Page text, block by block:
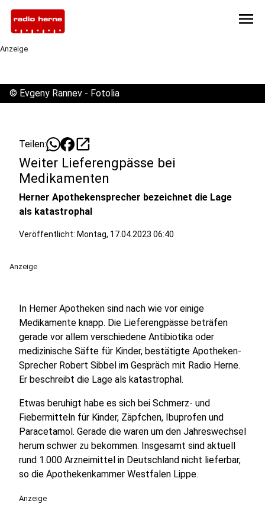
menu
Anzeige
© Evgeny Rannev - Fotolia
Teilen: open_in_new
Weiter Lieferengpässe bei
Medikamenten
Herner Apothekensprecher bezeichnet die Lage
als katastrophal
Veröffentlicht: Montag, 17.04.2023 06:40
Anzeige
In Herner Apotheken sind nach wie vor einige
Medikamente knapp. Die Lieferengpässe beträfen
gerade vor allem verschiedene Antibiotika oder
medizinische Säfte für Kinder, bestätigte Apotheken-
Sprecher Robert Sibbel im Gespräch mit Radio Herne.
Er beschreibt die Lage als katastrophal.
Etwas beruhigt habe es sich bei Schmerz- und
Fiebermitteln für Kinder, Zäpfchen, Ibuprofen und
Paracetamol. Gerade die waren um den Jahreswechsel
herum schwer zu bekommen. Insgesamt sind aktuell
rund 1.000 Arzneimittel in Deutschland nicht lieferbar,
so die Apothekenkammer Westfalen Lippe.
Anzeige